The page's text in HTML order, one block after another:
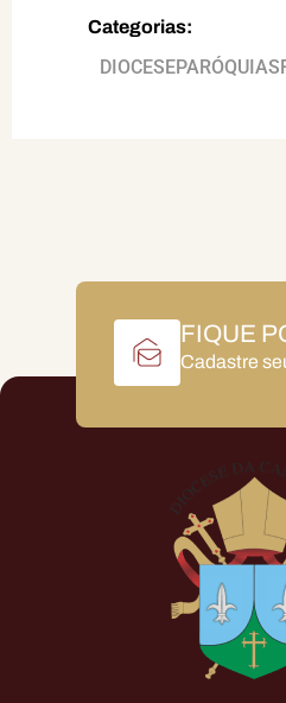
Categorias:
DIOCESEPARÓQUIAS
FIQUE
Cadastre